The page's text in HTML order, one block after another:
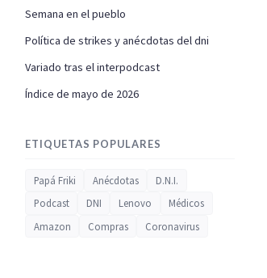
Semana en el pueblo
Política de strikes y anécdotas del dni
Variado tras el interpodcast
Índice de mayo de 2026
ETIQUETAS POPULARES
Papá Friki Anécdotas
D.N.I.
Podcast
DNI Lenovo
Médicos
Amazon
Compras Coronavirus